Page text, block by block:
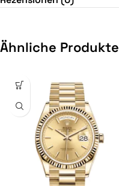
Ähnliche Produkte